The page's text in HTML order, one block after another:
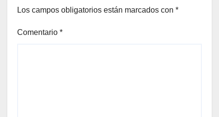
Los campos obligatorios están marcados con *
Comentario *